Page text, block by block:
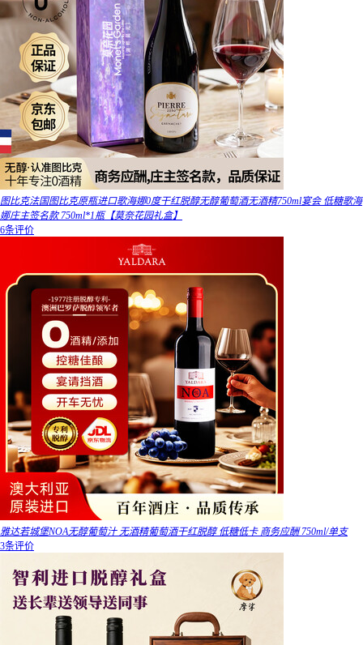
图比克法国图比克原瓶进口歌海娜0度干红脱醇无醇葡萄酒无酒精750ml宴会 低糖歌海
娜庄主签名款 750ml*1瓶【莫奈花园礼盒】
6条评价
雅达若城堡NOA无醇葡萄汁 无酒精葡萄酒干红脱醇 低糖低卡 商务应酬 750ml/单支
3条评价